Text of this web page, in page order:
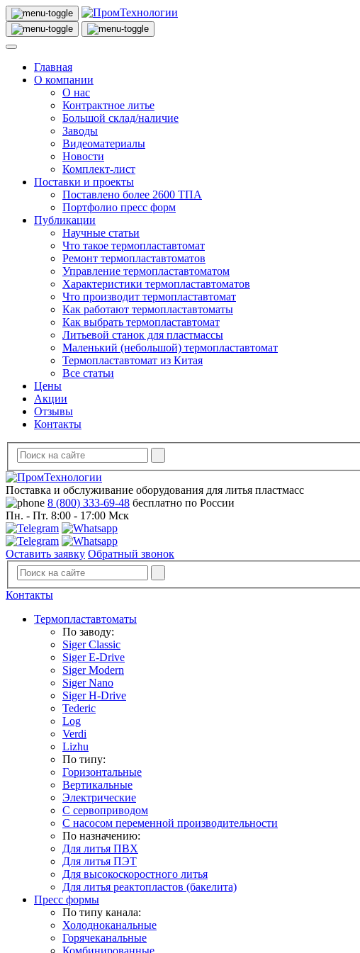
Главная
О компании
О нас
Контрактное литье
Большой склад/наличие
Заводы
Видеоматериалы
Новости
Комплект-лист
Поставки и проекты
Поставлено более 2600 ТПА
Портфолио пресс форм
Публикации
Научные статьи
Что такое термопластавтомат
Ремонт термопластавтоматов
Управление термопластавтоматом
Характеристики термопластавтоматов
Что производит термопластавтомат
Как работают термопластавтоматы
Как выбрать термопластавтомат
Литьевой станок для пластмассы
Маленький (небольшой) термопластавтомат
Термопластавтомат из Китая
Все статьи
Цены
Акции
Отзывы
Контакты
Поставка и обслуживание оборудования для литья пластмасс
8 (800) 333-69-48 бесплатно по России
Пн. - Пт. 8:00 - 17:00 Мск
Оставить заявку Обратный звонок
Контакты
Термопластавтоматы
По заводу:
Siger Classic
Siger E-Drive
Siger Modern
Siger Nano
Siger H-Drive
Tederic
Log
Verdi
Lizhu
По типу:
Горизонтальные
Вертикальные
Электрические
С сервоприводом
С насосом переменной производительности
По назначению:
Для литья ПВХ
Для литья ПЭТ
Для высокоскоростного литья
Для литья реактопластов (бакелита)
Пресс формы
По типу канала:
Холодноканальные
Горячеканальные